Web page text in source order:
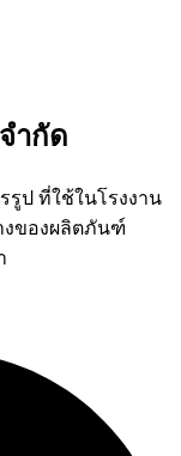
ำกัด
ป ที่ใช้ในโรงงาน
งของผลิตภันฑ์